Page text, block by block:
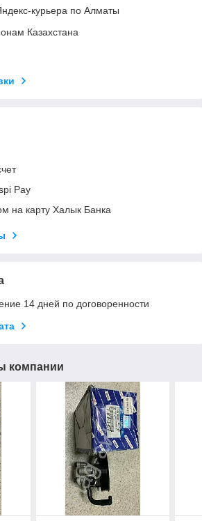
курьера по Алматы
Казахстана
Pay
на карту Халык Банка
14 дней по договоренности
компании